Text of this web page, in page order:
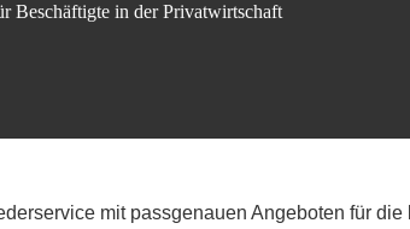
Beschäftigte in der Privatwirtschaft
mit passgenauen Angeboten für die